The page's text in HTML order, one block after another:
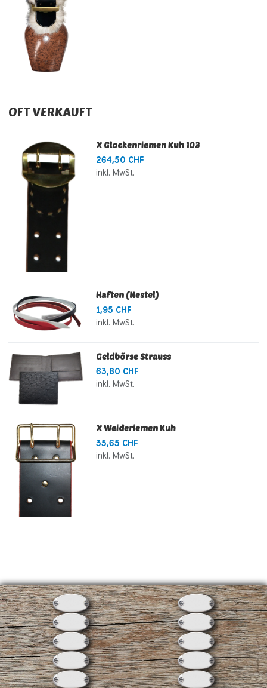
OFT VERKAUFT
X Glockenriemen Kuh 103
264,50 CHF
inkl. MwSt.
Haften (Nestel)
1,95 CHF
inkl. MwSt.
Geldbörse Strauss
63,80 CHF
inkl. MwSt.
X Weideriemen Kuh
35,65 CHF
inkl. MwSt.